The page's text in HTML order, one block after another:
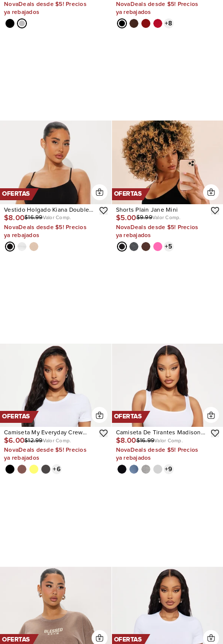
NovaDeals desde $5! Precios
ya rebajados
NovaDeals desde $5! Precios
ya rebajados
+8
OFERTAS
Vestido Holgado Kiana Double
Lined Jersey
$8.00$16.99Valor Comp.
NovaDeals desde $5! Precios
ya rebajados
OFERTAS
Shorts Plain Jane Mini
$5.00$9.99Valor Comp.
NovaDeals desde $5! Precios
ya rebajados
+5
OFERTAS
Camiseta My Everyday Crew
Neck
$6.00$12.99Valor Comp.
NovaDeals desde $5! Precios
ya rebajados
+6
OFERTAS
Camiseta De Tirantes Madison
Basic Square Neck
$8.00$16.99Valor Comp.
NovaDeals desde $5! Precios
ya rebajados
+9
OFERTAS OFERTAS